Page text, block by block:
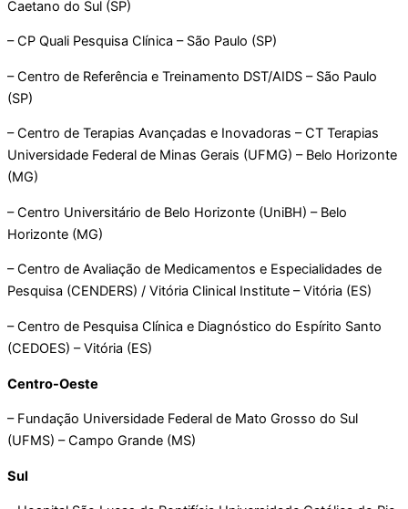
Caetano do Sul (SP)
– CP Quali Pesquisa Clínica – São Paulo (SP)
– Centro de Referência e Treinamento DST/AIDS – São Paulo
(SP)
– Centro de Terapias Avançadas e Inovadoras – CT Terapias
Universidade Federal de Minas Gerais (UFMG) – Belo Horizonte
(MG)
– Centro Universitário de Belo Horizonte (UniBH) – Belo
Horizonte (MG)
– Centro de Avaliação de Medicamentos e Especialidades de
Pesquisa (CENDERS) / Vitória Clinical Institute – Vitória (ES)
– Centro de Pesquisa Clínica e Diagnóstico do Espírito Santo
(CEDOES) – Vitória (ES)
Centro-Oeste
– Fundação Universidade Federal de Mato Grosso do Sul
(UFMS) – Campo Grande (MS)
Sul